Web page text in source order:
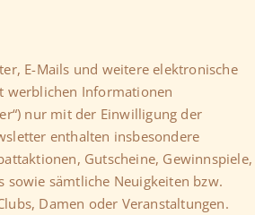
E-Mails und weitere elektronische
werblichen Informationen
nur mit der Einwilligung der
enthalten insbesondere
Gutscheine, Gewinnspiele,
sowie sämtliche Neuigkeiten bzw.
Damen oder Veranstaltungen.